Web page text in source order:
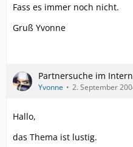
Fass es immer noch nicht.
Gruß Yvonne
Partnersuche im
Yvonne 2. September
Hallo,
das Thema ist lustig.